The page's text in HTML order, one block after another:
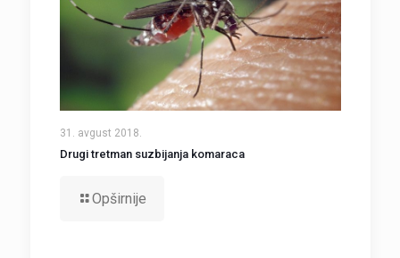
31. avgust 2018.
Drugi tretman suzbijanja komaraca
Opširnije